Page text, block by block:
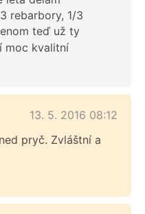
rebarbory, 1/3
teď už ty
moc kvalitní
13. 5. 2016 08:12
pryč. Zvláštní a